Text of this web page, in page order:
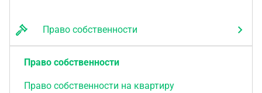
Право собственности
Право собственности
Право собственности на квартиру